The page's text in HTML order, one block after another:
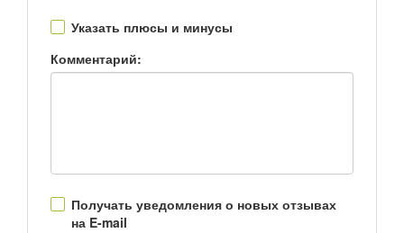
Указать плюсы и минусы
Комментарий:
Получать уведомления о новых отзывах
на E-mail